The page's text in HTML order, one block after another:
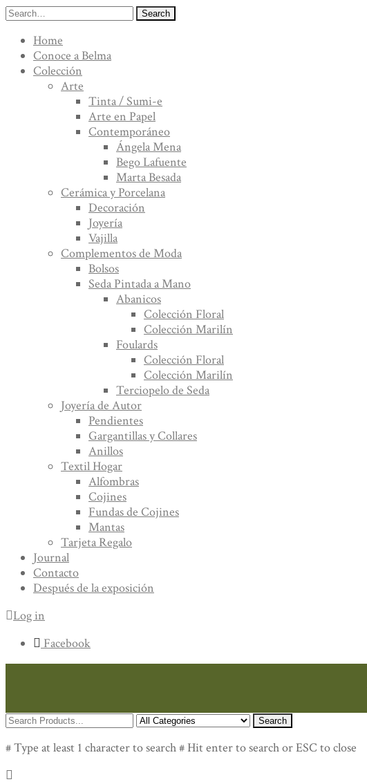
Search
Home
Conoce a Belma
Colección
Arte
Tinta / Sumi-e
Arte en Papel
Contemporáneo
Ángela Mena
Bego Lafuente
Marta Besada
Cerámica y Porcelana
Decoración
Joyería
Vajilla
Complementos de Moda
Bolsos
Seda Pintada a Mano
Abanicos
Colección Floral
Colección Marilín
Foulards
Colección Floral
Colección Marilín
Terciopelo de Seda
Joyería de Autor
Pendientes
Gargantillas y Collares
Anillos
Textil Hogar
Alfombras
Cojines
Fundas de Cojines
Mantas
Tarjeta Regalo
Journal
Contacto
Después de la exposición
Log in
Facebook
Search
# Type at least 1 character to search# Hit enter to search or ESC to close